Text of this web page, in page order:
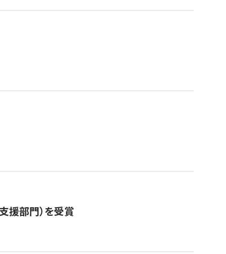
援部門）を受賞